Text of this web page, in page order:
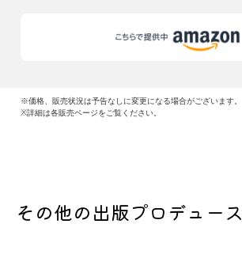
※価格、販売状況は予告なしに変更になる場合がございます。
※詳細は各販売ページをご覧ください。
その他の出版プロデュー